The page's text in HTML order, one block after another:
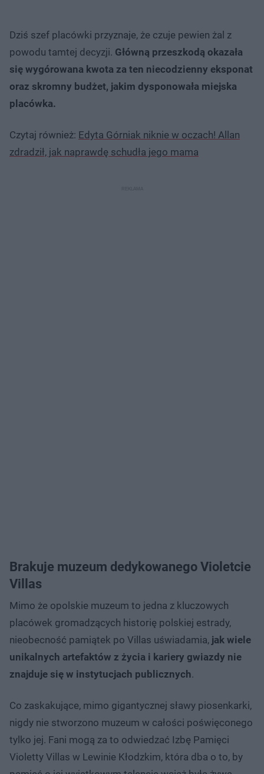
Dziś szef placówki przyznaje, że czuje pewien żal z
powodu tamtej decyzji. Główną przeszkodą okazała
się wygórowana kwota za ten niecodzienny eksponat
oraz skromny budżet, jakim dysponowała miejska
placówka.
Czytaj również: Edyta Górniak niknie w oczach! Allan
zdradził, jak naprawdę schudła jego mama
Brakuje muzeum dedykowanego Violetcie
Villas
Mimo że opolskie muzeum to jedna z kluczowych
placówek gromadzących historię polskiej estrady,
nieobecność pamiątek po Villas uświadamia, jak wiele
unikalnych artefaktów z życia i kariery gwiazdy nie
znajduje się w instytucjach publicznych.
Co zaskakujące, mimo gigantycznej sławy piosenkarki,
nigdy nie stworzono muzeum w całości poświęconego
tylko jej. Fani mogą za to odwiedzać Izbę Pamięci
Violetty Villas w Lewinie Kłodzkim, która dba o to, by